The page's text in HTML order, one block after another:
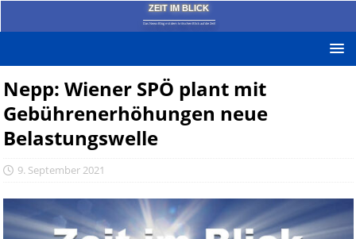
ZEIT IM BLICK
Das News-Blog mit dem kritischen Blick auf die Zeit!
Nepp: Wiener SPÖ plant mit
Gebührenerhöhungen neue
Belastungswelle
9. September 2021